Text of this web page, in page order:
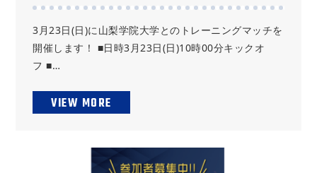
3月23日(日)に山梨学院大学とのトレーニングマッチを
開催します！ ■日時3月23日(日)10時00分キックオ
フ ■…
VIEW MORE